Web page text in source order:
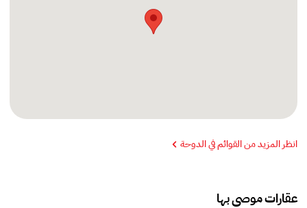
انظر المزيد من القوائم في الدوحة
عقارات موصى بها